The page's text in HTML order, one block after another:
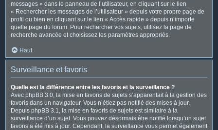
messages » dans le panneau de l’utilisateur, en cliquant sur le lien
« Rechercher les messages de l’utilisateur » depuis votre propre page de
profil ou bien en cliquant sur le lien « Accès rapide » depuis n’importe
quelle page du forum. Pour rechercher vos sujets, utilisez la page de
recherche avancée et choisissez les paramètres appropriés.
Haut
Surveillance et favoris
Quelle est la différence entre les favoris et la surveillance ?
Avec phpBB 3.0, la mise en favoris de sujets s’apparentait à la gestion des
favoris dans un navigateur. Vous n’étiez pas notifié des mises à jour.
Depuis phpBB 3.1, la mise en favoris de sujets est similaire à la
surveillance d’un sujet. Vous pouvez désormais être notifié lorsqu’un sujet
favoris a été mis à jour. Cependant, la surveillance vous permet également